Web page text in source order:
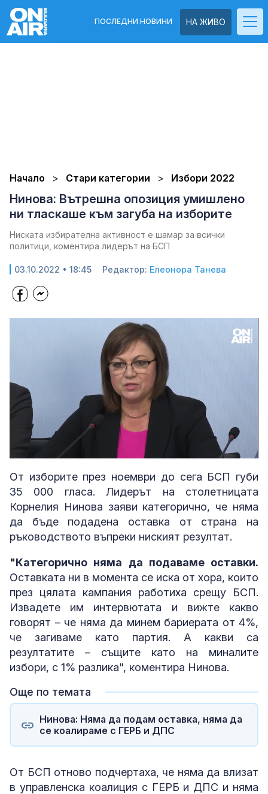
НА ЖИВО
ПОСЛЕДНИ НОВИНИ
Начало Стари категории Избори 2022
Нинова: Вътрешна опозиция умишлено
ни тласкаше към загуба на изборите
Ниската избирателна активност е шамар за всички
политици, коментира лидерът на БСП
03.10.2022 • 18:45 Редактор: Елеонора Танева
От изборите през ноември до сега БСП губи
35 000 гласа. Лидерът на столетницата
Корнелия Нинова заяви категорично, че няма
да бъде подадена оставка от страна на
ръководството въпреки ниският резултат.
"Категорично няма да подаваме оставки.
Оставката ни в момента се иска от хора, които
през цялата кампания работиха срещу БСП.
Извадете им интервютата и вижте какво
говорят – че няма да минем бариерата от 4%,
че загиваме като партия. А какви са
резултатите – същите като на миналите
избори, с 1% разлика", коментира Нинова.
Още по темата
Нинова: Няма да подам оставка, няма да
се коалираме с ГЕРБ и ДПС
От БСП отново подчертаха, че няма да влизат
в управленска коалиция с ГЕРБ и ДПС и няма